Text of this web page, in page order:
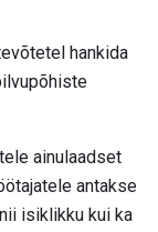
hankida
ainulaadset
antakse
isiklikku kui ka